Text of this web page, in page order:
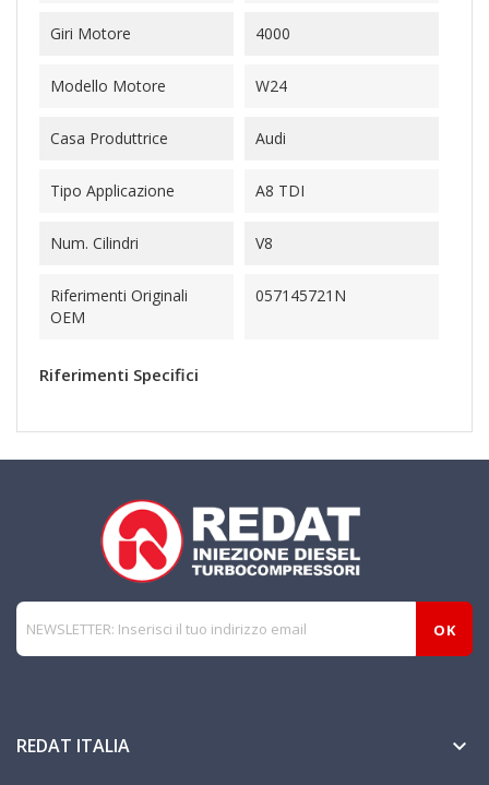
Giri Motore 4000
Modello Motore W24
Casa Produttrice Audi
Tipo Applicazione A8 TDI
Num. Cilindri V8
Riferimenti Originali
OEM
057145721N
Riferimenti Specifici
REDAT ITALIA 